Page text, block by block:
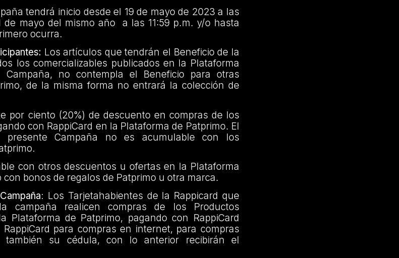
tendrá inicio desde el 19 de mayo de 2023 a las
de mayo del mismo año a las 11:59 p.m. y/o hasta
ocurra.
Los artículos que tendrán el Beneficio de la
los comercializables publicados en la Plataforma
no contempla el Beneficio para otras
de la misma forma no entrará la colección de
por ciento (20%) de descuento en compras de los
con RappiCard en la Plataforma de Patprimo. El
presente Campaña no es acumulable con los
con otros descuentos u ofertas en la Plataforma
bonos de regalos de Patprimo u otra marca.
: Los Tarjetahabientes de la Rappicard que
campaña realicen compras de los Productos
Plataforma de Patprimo, pagando con RappiCard
para compras en internet, para compras
también su cédula, con lo anterior recibirán el